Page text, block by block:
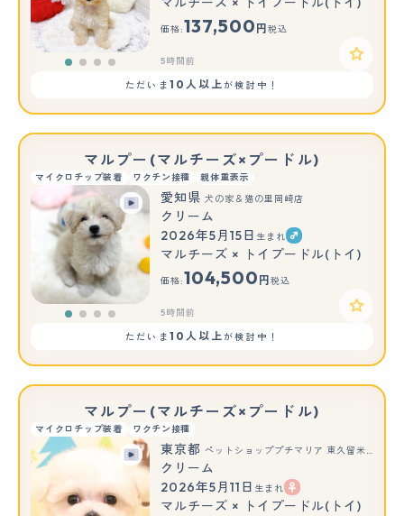
価格:137,500 円 税込
5時間前
ただいま 10人以上が検討中！
マルプー(マルチーズ×プードル)
マイクロチップ装着 ワクチン接種 親体重表示
愛知県 犬の家＆猫の里岡崎店
クリーム
2026年5月15日 生まれ
マルチーズ × トイプードル(トイ)
価格:104,500 円 税込
5時間前
ただいま 10人以上が検討中！
マルプー(マルチーズ×プードル)
マイクロチップ装着 ワクチン接種
東京都 ペットショッププチマリア 東久留米店
クリーム
2026年5月11日 生まれ
マルチーズ × トイプードル(トイ)